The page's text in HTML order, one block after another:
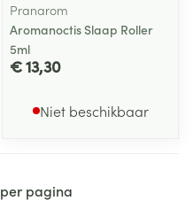
Pranarom
Aromanoctis Slaap Roller
5ml
€ 13,30
Niet beschikbaar
per pagina